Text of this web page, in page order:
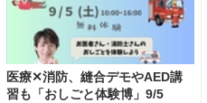
医療✕消防、縫合デモやAED講
習も「おしごと体験博」9/5